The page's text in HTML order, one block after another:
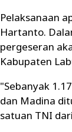
Pelaksanaan
Hartanto.
pergeseran
Kabupaten
"Sebanyak
dan Madina
satuan TNI